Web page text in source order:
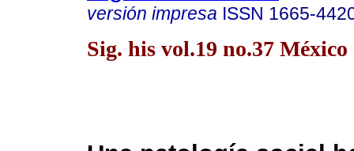
versión impresa ISSN 1665-
Sig. his vol.19 no.37